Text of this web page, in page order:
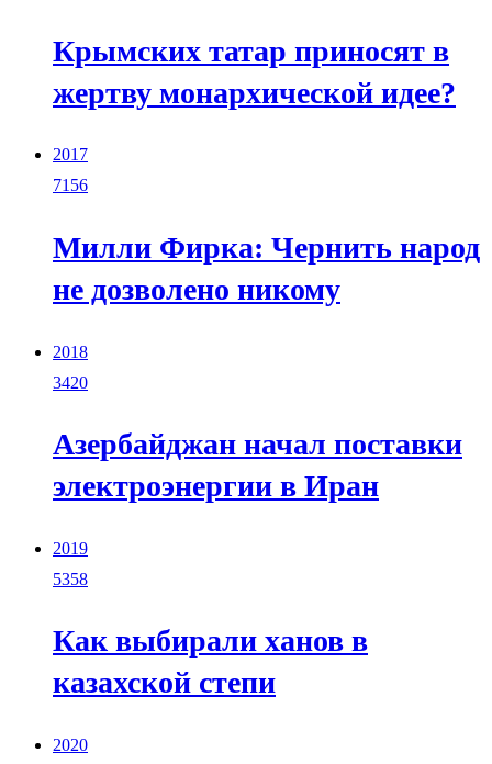
Крымских татар приносят в
жертву монархической идее?
2017
7156
Милли Фирка: Чернить народ
не дозволено никому
2018
3420
Азербайджан начал поставки
электроэнергии в Иран
2019
5358
Как выбирали ханов в
казахской степи
2020